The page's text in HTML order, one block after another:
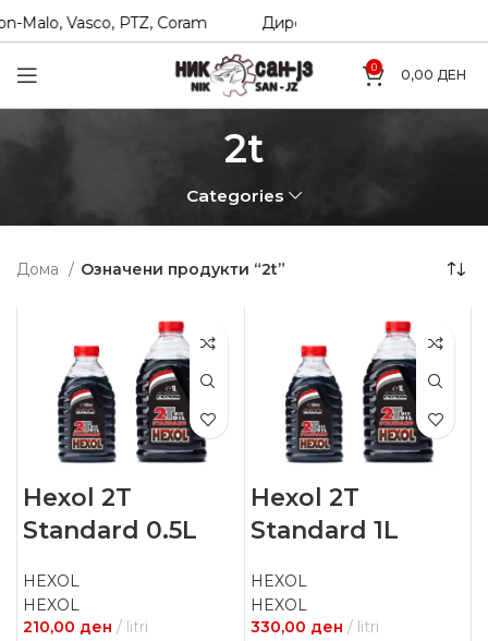
Malo, Vasco, PTZ, Coram Директни увозници на
0 0,00 ДЕН
2t
Categories
Дома Означени продукти “2t”
Hexol 2T
Standard 0.5L
HEXOL
HEXOL
210,00 ден litri
Hexol 2T
Standard 1L
HEXOL
HEXOL
330,00 ден litri